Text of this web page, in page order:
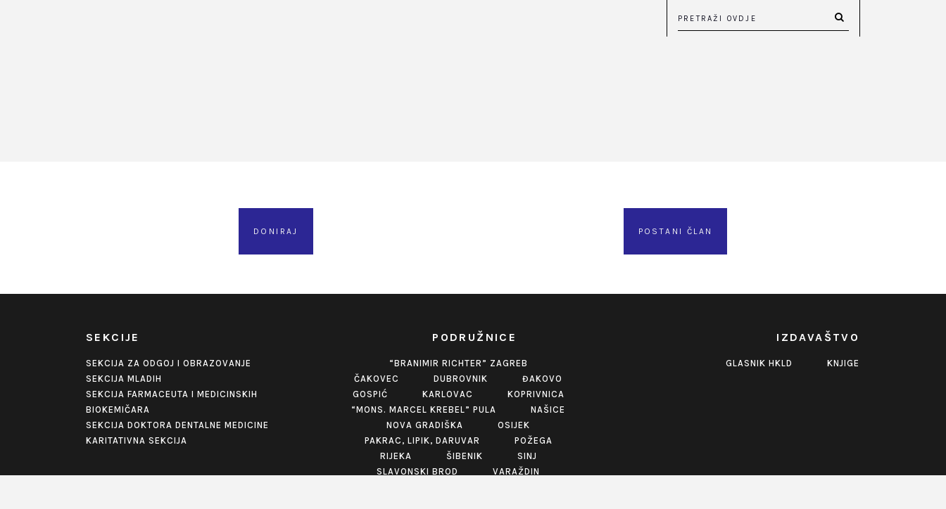
DONIRAJ POSTANI ČLAN
SEKCIJE
SEKCIJA ZA ODGOJ I OBRAZOVANJE
SEKCIJA MLADIH
SEKCIJA FARMACEUTA I MEDICINSKIH
BIOKEMIČARA
SEKCIJA DOKTORA DENTALNE MEDICINE
KARITATIVNA SEKCIJA
PODRUŽNICE
“BRANIMIR RICHTER” ZAGREB
ČAKOVEC
DUBROVNIK
ĐAKOVO
GOSPIĆ
KARLOVAC
KOPRIVNICA
“MONS. MARCEL KREBEL” PULA
NAŠICE
NOVA GRADIŠKA
OSIJEK
PAKRAC, LIPIK, DARUVAR
POŽEGA
RIJEKA
ŠIBENIK
SINJ
SLAVONSKI BROD
VARAŽDIN
IZDAVAŠTVO
GLASNIK HKLD KNJIGE